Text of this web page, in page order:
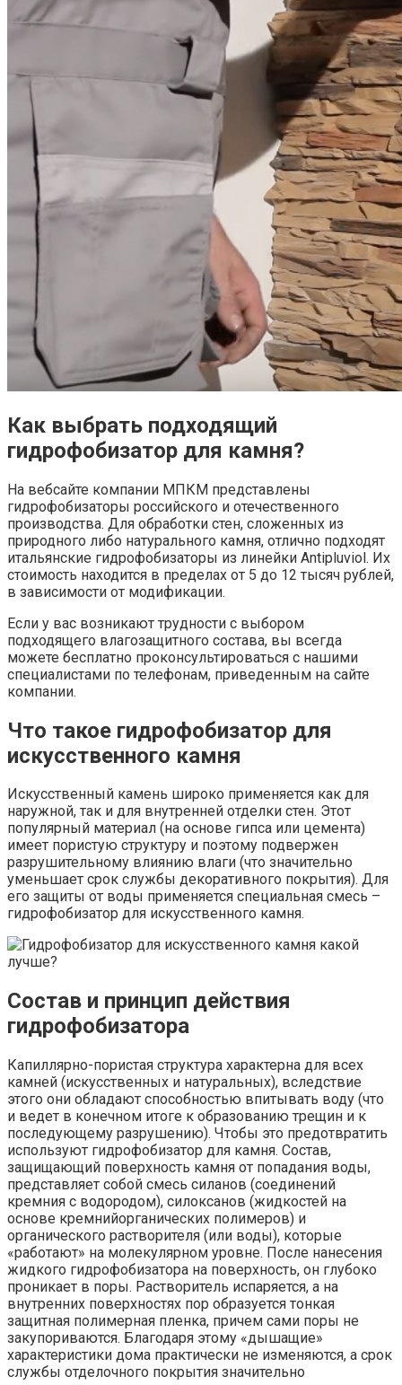
Как выбрать подходящий
гидрофобизатор для камня?
На вебсайте компании МПКМ представлены
гидрофобизаторы российского и отечественного
производства. Для обработки стен, сложенных из
природного либо натурального камня, отлично подходят
итальянские гидрофобизаторы из линейки Antipluviol. Их
стоимость находится в пределах от 5 до 12 тысяч рублей,
в зависимости от модификации.
Если у вас возникают трудности с выбором
подходящего влагозащитного состава, вы всегда
можете бесплатно проконсультироваться с нашими
специалистами по телефонам, приведенным на сайте
компании.
Что такое гидрофобизатор для
искусственного камня
Искусственный камень широко применяется как для
наружной, так и для внутренней отделки стен. Этот
популярный материал (на основе гипса или цемента)
имеет пористую структуру и поэтому подвержен
разрушительному влиянию влаги (что значительно
уменьшает срок службы декоративного покрытия). Для
его защиты от воды применяется специальная смесь –
гидрофобизатор для искусственного камня.
Состав и принцип действия
гидрофобизатора
Капиллярно-пористая структура характерна для всех
камней (искусственных и натуральных), вследствие
этого они обладают способностью впитывать воду (что
и ведет в конечном итоге к образованию трещин и к
последующему разрушению). Чтобы это предотвратить
используют гидрофобизатор для камня. Состав,
защищающий поверхность камня от попадания воды,
представляет собой смесь силанов (соединений
кремния с водородом), силоксанов (жидкостей на
основе кремнийорганических полимеров) и
органического растворителя (или воды), которые
«работают» на молекулярном уровне. После нанесения
жидкого гидрофобизатора на поверхность, он глубоко
проникает в поры. Растворитель испаряется, а на
внутренних поверхностях пор образуется тонкая
защитная полимерная пленка, причем сами поры не
закупориваются. Благодаря этому «дышащие»
характеристики дома практически не изменяются, а срок
службы отделочного покрытия значительно